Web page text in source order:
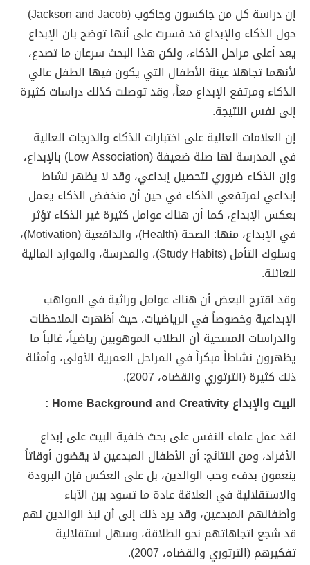
إن دراسة كل من جاكسون وجاكوب (Jackson and Jacob)
حول الذكاء والإبداع قد فسرت على أنها توضح بان الإبداع
يعد أعلى مراحل الذكاء، ولكن هذا البحث سرعان ما تصدع،
لأنهما تجاهلا عينة الأطفال التي يكون فيها الطفل عالي
الذكاء ومرتفع الإبداع معاً، وقد توصلت كذلك دراسات كثيرة
إلى نفس النتيجة.
إن العلامات العالية على اختبارات الذكاء والدرجات العالية
في المدرسة لها صلة ضعيفة (Low Association) بالإبداع،
وإن الذكاء ضروري لتحصيل إبداعي، وقد لا يظهر نشاط
إبداعي لمرتفعي الذكاء في حين أن منخفض الذكاء يعمل
بعكس الإبداع، كما أن هناك عوامل كثيرة غير الذكاء تؤثر
في الإبداع، منها: الصحة (Health)، والدافعية (Motivation)،
وسلوك التأمل (Study Habits)، والمدرسة، والموارد المالية
للعائلة.
وقد اقترح البعض أن هناك عوامل وراثية في المواهب
الإبداعية وخصوصاً في الرياضيات، حيث أظهرت الملاحظات
والدراسات المسحية أن الطلاب الموهوبين رياضياً، غالباً ما
يظهرون نشاطاً مبكراً في المراحل العمرية الأولى، وأمثلة
ذلك كثيرة (الترتوري والقضاه، 2007).
البيت والإبداع Home Background and Creativity :
لقد عمل علماء النفس على بحث خلفية البيت على إبداع
الأفراد، ومن النتائج: أن الأطفال المبدعين لا يقضون أوقاتاً
ينعمون بدفء وحب الوالدين، بل على العكس فإن البرودة
والاستقلالية في العلاقة عادة ما تسود بين الآباء
وأطفالهم المبدعين، وقد يرد ذلك إلى أن نبذ الوالدين لهم
قد شجع اتجاهاتهم نحو الطلاقة، وسهل استقلالية
تفكيرهم (الترتوري والقضاه، 2007).